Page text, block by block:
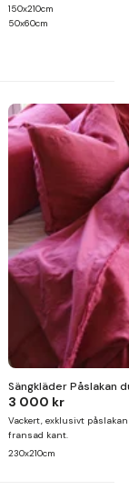
150x210cm
50x60cm
Sängkläder Påslakan
3 000 kr
Vackert, exklusivt
fransad kant.
230x210cm